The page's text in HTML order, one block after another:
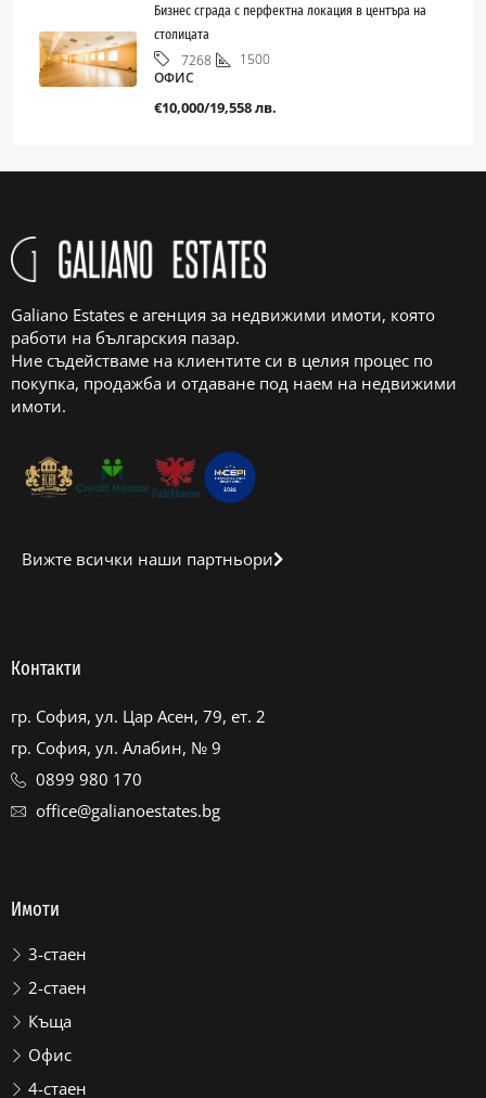
Бизнес сграда с перфектна локация в центъра на
столицата
7268
1500
ОФИС
€10,000/19,558 лв.
Galiano Estates е агенция за недвижими имоти, която
работи на българския пазар.
Ние съдействаме на клиентите си в целия процес по
покупка, продажба и отдаване под наем на недвижими
имоти.
Вижте всички наши партньори
Контакти
гр. София, ул. Цар Асен, 79, ет. 2
гр. София, ул. Алабин, № 9
0899 980 170
office@galianoestates.bg
Имоти
3-стаен
2-стаен
Къща
Офис
4-стаен